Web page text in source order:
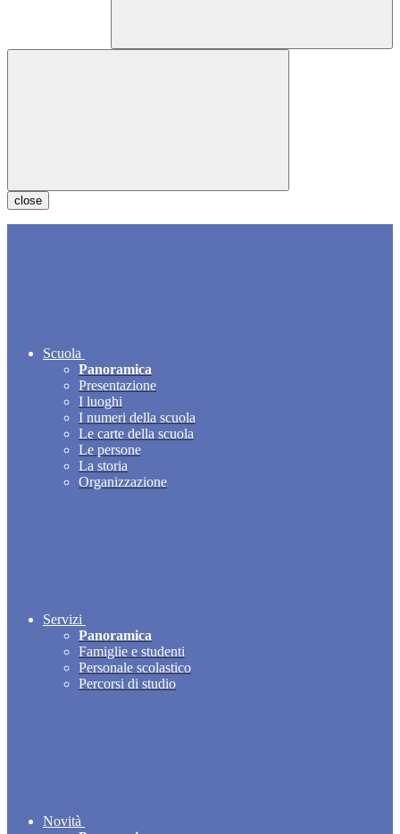
close
Scuola
Panoramica
Presentazione
I luoghi
I numeri della scuola
Le carte della scuola
Le persone
La storia
Organizzazione
Servizi
Panoramica
Famiglie e studenti
Personale scolastico
Percorsi di studio
Novità